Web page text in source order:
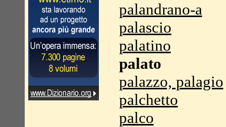
palandrano-a
palascio
palatino
palato
palazzo, palagio
palchetto
palco